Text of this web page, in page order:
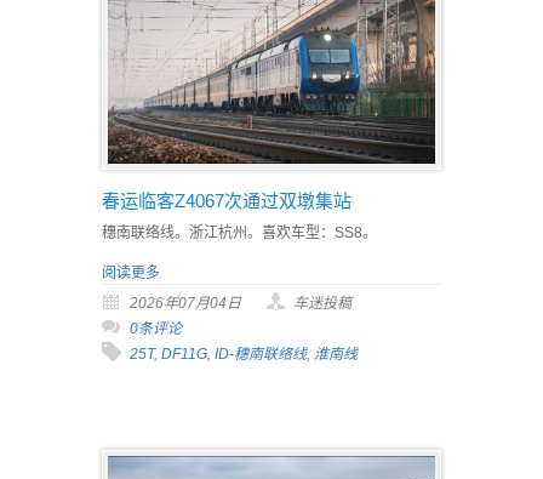
春运临客Z4067次通过双墩集站
穗南联络线。浙江杭州。喜欢车型：SS8。
阅读更多
2026年07月04日
车迷投稿
0条评论
25T, DF11G ID-穗南联络线, 淮南线